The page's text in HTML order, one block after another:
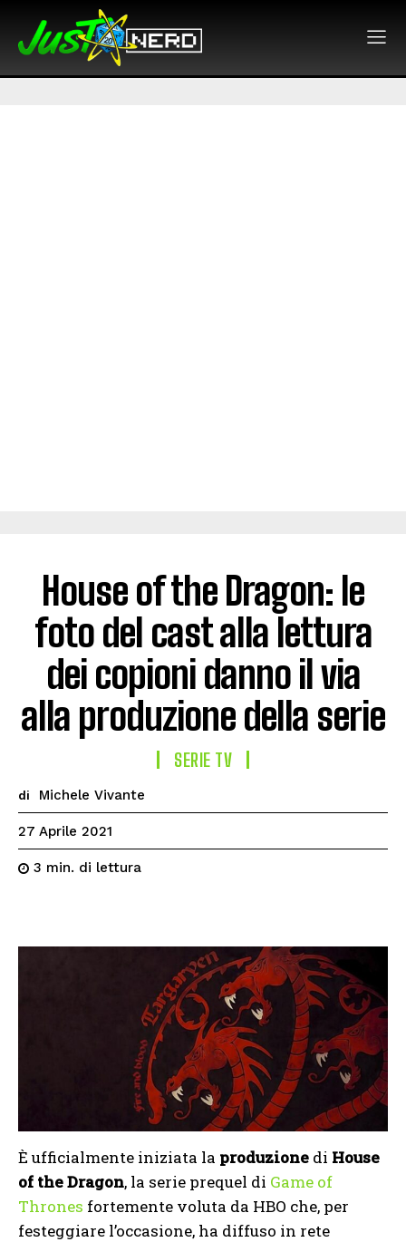
House of the Dragon: le
foto del cast alla lettura
dei copioni danno il via
alla produzione della serie
SERIE TV
di Michele Vivante
27 Aprile 2021
3 min. di lettura
È ufficialmente iniziata la produzione di House
of the Dragon, la serie prequel di Game of
Thrones fortemente voluta da HBO che, per
festeggiare l’occasione, ha diffuso in rete